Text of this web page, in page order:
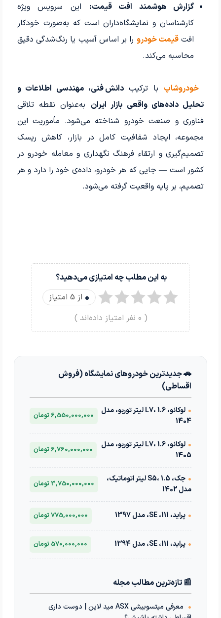
گزارش هوشمند افت قیمت: این سرویس ویژه
کارشناسان و نمایشگاه‌داران است که به‌صورت خودکار
افتقیمت خودرو را بر اساس آسیب یا رنگ‌شدگی دقیق
محاسبه می‌کند.
خودروشاپ با ترکیبدانش فنی، مهندسی اطلاعات و
تحلیل داده‌های واقعی بازار ایران به‌عنوان نقطه تلاقی
فناوری و صنعت خودرو شناخته می‌شود. مأموریت این
مجموعه، ایجاد شفافیت کامل در بازار، کاهش ریسک
تصمیم‌گیری و ارتقاء فرهنگ نگهداری و معامله خودرو در
کشور است — جایی که هر خودرو، داده‌ی خود را دارد و هر
تصمیم، بر پایه واقعیت گرفته می‌شود.
به این مطلب چه امتیازی می‌دهید؟
0 از 5 امتیاز
(
0 نفر امتیاز داده‌اند )
🚗 جدیدترین خودروهای نمایشگاه (فروش
اقساطی)
•
لوکانو، L7، 1.6 لیتر توربو، مدل
1404
6,550,000,000 تومان
•
لوکانو، L7، 1.6 لیتر توربو، مدل
1405
6,760,000,000 تومان
•
جک، S5، 1.5 لیتر اتوماتیک،
مدل 1402
3,750,000,000 تومان
• پراید، 111، SE، مدل 1397 775,000,000 تومان
• پراید، 111، SE، مدل 1394 570,000,000 تومان
📰 تازه‌ترین مطالب مجله
•
معرفی میتسوبیشی ASX مید لاین | دوست داری